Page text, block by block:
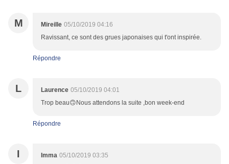
M Mireille 05/10/2019 04:16
Ravissant, ce sont des grues japonaises qui t'ont inspirée.
Répondre
L Laurence 05/10/2019 04:01
Trop beau🙃Nous attendons la suite ,bon week-end
Répondre
I Imma 05/10/2019 03:35